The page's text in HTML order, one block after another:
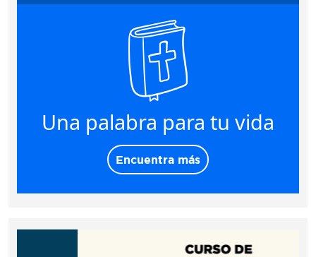
Una palabra para tu vida
Encuentra más